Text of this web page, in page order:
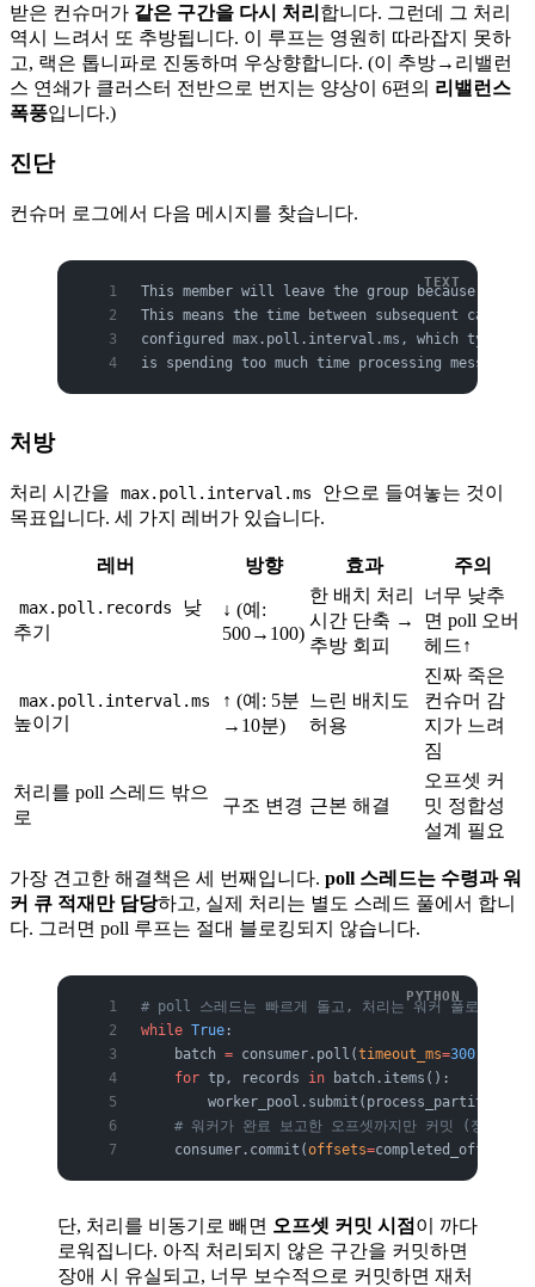
받은 컨슈머가 같은 구간을 다시 처리 합니다. 그런데 그 처리
역시 느려서 또 추방됩니다. 이 루프는 영원히 따라잡지 못하
고, 랙은 톱니파로 진동하며 우상향합니다. (이 추방→리밸런
스 연쇄가 클러스터 전반으로 번지는 양상이 6편의 리밸런스
폭풍입니다.)
진단
컨슈머 로그에서 다음 메시지를 찾습니다.
This member will leave the group because
This means the time between subsequent calls
configured max.poll.interval.ms, which
is spending too much time processing messages.
처방
처리 시간을 max.poll.interval.ms
안으로 들여놓는 것이
목표입니다. 세 가지 레버가 있습니다.
레버 방향 효과 주의
max.poll.records
낮
추기
↓ (예:
500→100)
한 배치 처리
시간 단축 →
추방 회피
너무 낮추
면 poll 오버
헤드↑
max.poll.interval.ms
높이기
↑ (예: 5분
→10분)
느린 배치도
허용
진짜 죽은
컨슈머 감
지가 느려
짐
처리를 poll 스레드 밖으
로
구조 변경 근본 해결
오프셋 커
밋 정합성
설계 필요
가장 견고한 해결책은 세 번째입니다. poll 스레드는 수령과 워
커 큐 적재만 담당하고, 실제 처리는 별도 스레드 풀에서 합니
다. 그러면 poll 루프는 절대 블로킹되지 않습니다.
# poll 스레드는 빠르게 돌고, 처리는 워커 풀로 위임
while True :
    batch
= consumer.poll(timeout_ms=300
    for
tp, records in batch.items():
worker_pool.submit(process_partition,
# 워커가 완료 보고한 오프셋까지만 커밋 (정합성
    consumer.commit(
offsets=
단, 처리를 비동기로 빼면 오프셋 커밋 시점 이 까다
로워집니다. 아직 처리되지 않은 구간을 커밋하면
장애 시 유실되고, 너무 보수적으로 커밋하면 재처